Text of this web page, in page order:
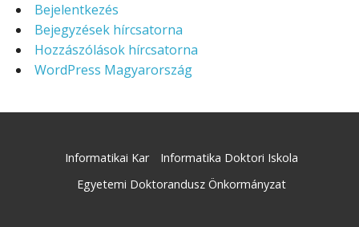
Bejelentkezés
Bejegyzések hírcsatorna
Hozzászólások hírcsatorna
WordPress Magyarország
Informatikai Kar
Informatika Doktori Iskola
Egyetemi Doktorandusz Önkormányzat